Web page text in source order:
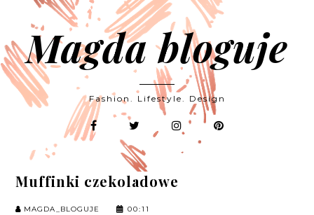
Magda bloguje
Fashion. Lifestyle. Design
Muffinki czekoladowe
MAGDA_BLOGUJE 00:11